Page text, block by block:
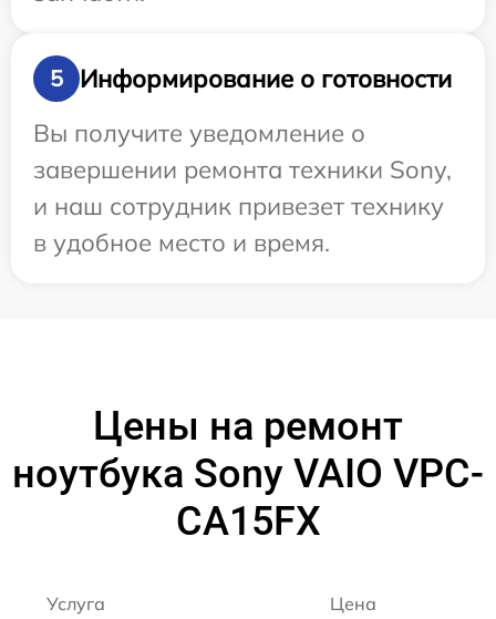
5
Информирование о готовности
Вы получите уведомление о
завершении ремонта техники Sony,
и наш сотрудник привезет технику
в удобное место и время.
Цены на ремонт
ноутбука Sony VAIO VPC-
CA15FX
Услуга Цена